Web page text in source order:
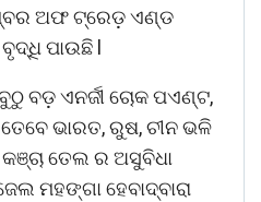
ଅଫ ଟ୍ରେଡ଼ ଏଣ୍ଡ
ପାଉଛି l
ବଡ଼ ଏନର୍ଜୀ ଚୋକ ପଏଣ୍ଟ,
ଭାରତ, ରୁଷ, ଚୀନ ଭଳି
ତେଲ ର ଅସୁବିଧା
ମହଙ୍ଗା ହେବାଦ୍ବାରା